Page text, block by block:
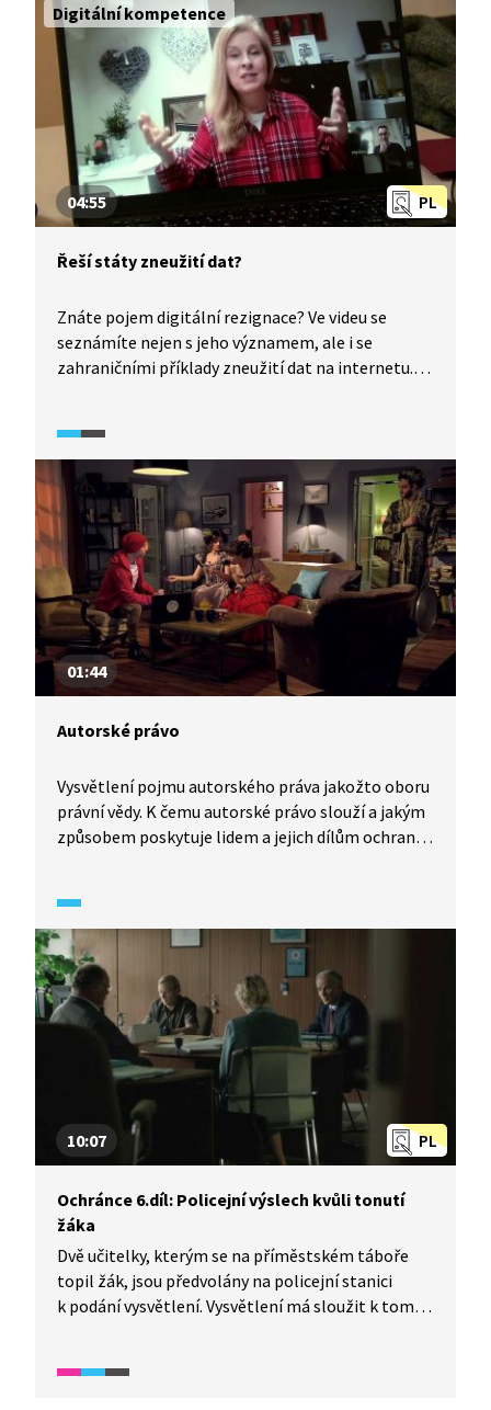
pojištění a životní pojistce.
Digitální kompetence
PL
04:55
Řeší státy zneužití dat?
Znáte pojem digitální rezignace? Ve videu se
seznámíte nejen s jeho významem, ale i se
zahraničními příklady zneužití dat na internetu.
či státech Evropské unie. Je možné takové chování
trestat z pohledu morálky či práva?
01:44
Autorské právo
Vysvětlení pojmu autorského práva jakožto oboru
právní vědy. K čemu autorské právo slouží a jakým
způsobem poskytuje lidem a jejich dílům ochranu
PL
10:07
Ochránce 6.díl: Policejní výslech kvůli tonutí
žáka
Dvě učitelky, kterým se na příměstském táboře
topil žák, jsou předvolány na policejní stanici
k podání vysvětlení. Vysvětlení má sloužit k tomu,
ombudsman, kteří usilují o to, aby obě učitelky